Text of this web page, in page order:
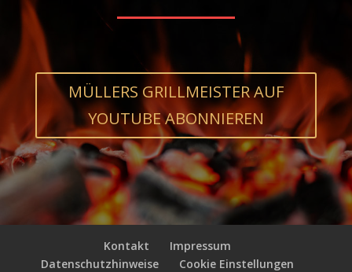
MÜLLERS GRILLMEISTER AUF
YOUTUBE ABONNIEREN
Kontakt
Impressum
Datenschutzhinweise
Cookie Einstellungen